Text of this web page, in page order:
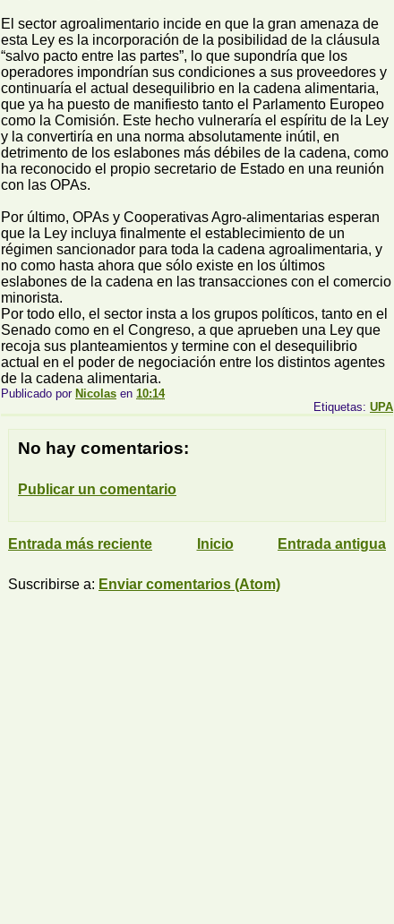
El sector agroalimentario incide en que la gran amenaza de
esta Ley es la incorporación de la posibilidad de la cláusula
“salvo pacto entre las partes”, lo que supondría que los
operadores impondrían sus condiciones a sus proveedores y
continuaría el actual desequilibrio en la cadena alimentaria,
que ya ha puesto de manifiesto tanto el Parlamento Europeo
como la Comisión. Este hecho vulneraría el espíritu de la Ley
y la convertiría en una norma absolutamente inútil, en
detrimento de los eslabones más débiles de la cadena, como
ha reconocido el propio secretario de Estado en una reunión
con las OPAs.
Por último, OPAs y Cooperativas Agro-alimentarias esperan
que la Ley incluya finalmente el establecimiento de un
régimen sancionador para toda la cadena agroalimentaria, y
no como hasta ahora que sólo existe en los últimos
eslabones de la cadena en las transacciones con el comercio
minorista.
Por todo ello, el sector insta a los grupos políticos, tanto en el
Senado como en el Congreso, a que aprueben una Ley que
recoja sus planteamientos y termine con el desequilibrio
actual en el poder de negociación entre los distintos agentes
de la cadena alimentaria.
Publicado por Nicolas en 10:14
Etiquetas: UPA
No hay comentarios:
Publicar un comentario
Entrada más reciente Entrada antigua
Inicio
Suscribirse a: Enviar comentarios (Atom)